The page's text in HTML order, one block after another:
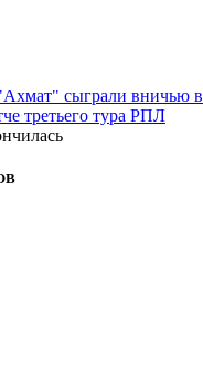
сыграли вничью в
третьего тура РПЛ